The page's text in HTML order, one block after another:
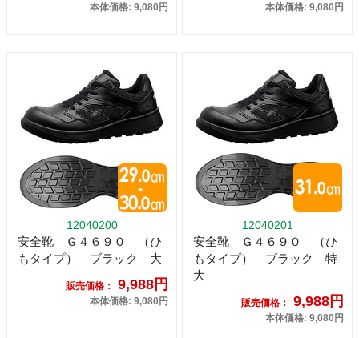
本体価格: 9,080円 本体価格: 9,080円
12040200
安全靴 Ｇ４６９０ （ひ
もタイプ） ブラック 大
販売価格： 9,988円
本体価格: 9,080円
12040201
安全靴 Ｇ４６９０ （ひ
もタイプ） ブラック 特
大
販売価格： 9,988円
本体価格: 9,080円